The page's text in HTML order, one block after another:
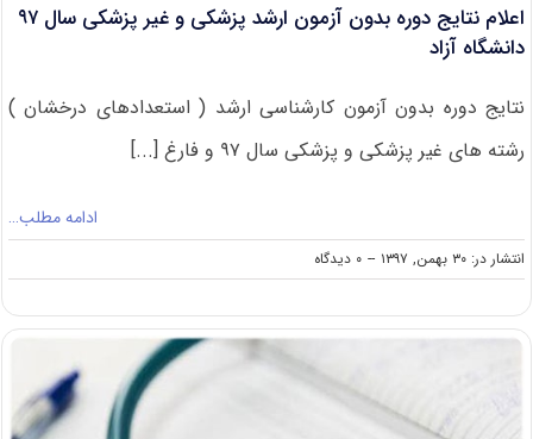
اعلام نتایج دوره بدون آزمون ارشد پزشکی و غیر پزشکی سال ۹۷
دانشگاه آزاد
نتایج دوره بدون آزمون کارشناسی ارشد ( استعدادهای درخشان )
رشته های غیر پزشکی و پزشکی سال ۹۷ و فارغ [...]
ادامه مطلب…
انتشار در: ۳۰ بهمن, ۱۳۹۷ -- ۰ دیدگاه
on
اعلام
بدون
پزشکی